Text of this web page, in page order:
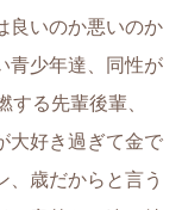
良いのか悪いのか
青少年達、同性が
る先輩後輩、
大好き過ぎて金で
、歳だからと言う